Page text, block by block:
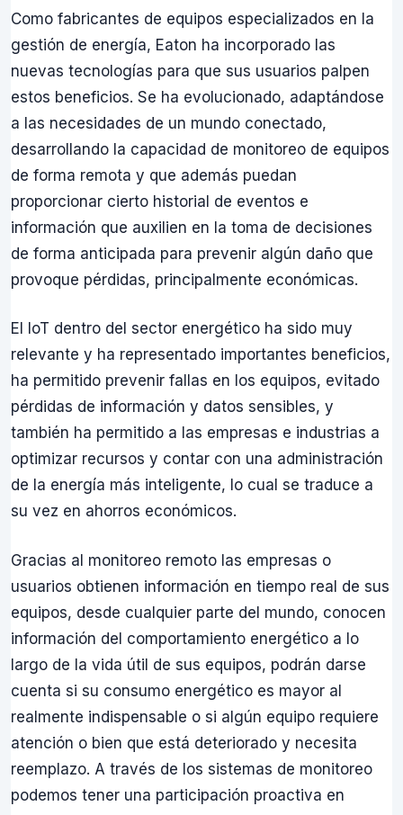
Como fabricantes de equipos especializados en la
gestión de energía, Eaton ha incorporado las
nuevas tecnologías para que sus usuarios palpen
estos beneficios. Se ha evolucionado, adaptándose
a las necesidades de un mundo conectado,
desarrollando la capacidad de monitoreo de equipos
de forma remota y que además puedan
proporcionar cierto historial de eventos e
información que auxilien en la toma de decisiones
de forma anticipada para prevenir algún daño que
provoque pérdidas, principalmente económicas.
El IoT dentro del sector energético ha sido muy
relevante y ha representado importantes beneficios,
ha permitido prevenir fallas en los equipos, evitado
pérdidas de información y datos sensibles, y
también ha permitido a las empresas e industrias a
optimizar recursos y contar con una administración
de la energía más inteligente, lo cual se traduce a
su vez en ahorros económicos.
Gracias al monitoreo remoto las empresas o
usuarios obtienen información en tiempo real de sus
equipos, desde cualquier parte del mundo, conocen
información del comportamiento energético a lo
largo de la vida útil de sus equipos, podrán darse
cuenta si su consumo energético es mayor al
realmente indispensable o si algún equipo requiere
atención o bien que está deteriorado y necesita
reemplazo. A través de los sistemas de monitoreo
podemos tener una participación proactiva en